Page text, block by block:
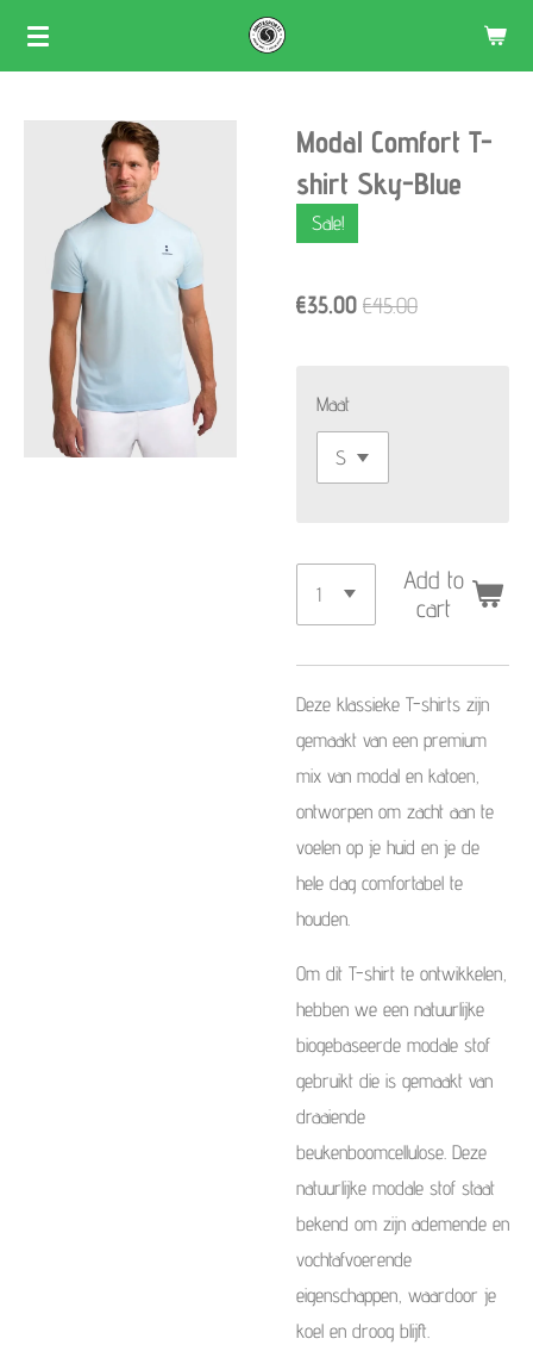
Skip
Modal Comfort T-
shirt Sky-Blue
Sale!
€35.00 €45.00
Maat
Add to
cart
Deze klassieke T-shirts zijn
gemaakt van een premium
mix van modal en katoen,
ontworpen om zacht aan te
voelen op je huid en je de
hele dag comfortabel te
houden.
Om dit T-shirt te ontwikkelen,
hebben we een natuurlijke
biogebaseerde modale stof
gebruikt die is gemaakt van
draaiende
beukenboomcellulose. Deze
natuurlijke modale stof staat
bekend om zijn ademende en
vochtafvoerende
eigenschappen, waardoor je
koel en droog blijft.